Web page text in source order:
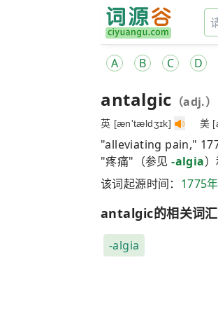
A B C D
antalgic （adj.）
英 [æn'tældʒɪk] 美
"alleviating pain,"
"疼痛"（参见-algia
该词起源时间： 1775年
antalgic的相关词汇
-algia